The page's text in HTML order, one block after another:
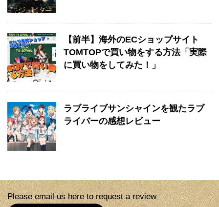
【前半】海外のECショップサイト
TOMTOPで買い物をする方法「実際
に買い物をしてみた！」
ラブライブサンシャインを観たラブ
ライバーの感想レビュー
Please email us here to request a review